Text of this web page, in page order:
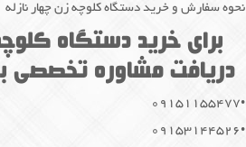
نحوه سفارش و خرید دستگاه کلوچه زن چهار نازله
برای خرید دستگاه
دریافت مشاوره تخصصی
•۰۹۱۵۱۱۵۵۴۷۷
•۰۹۱۵۳۱۴۴۵۲۶